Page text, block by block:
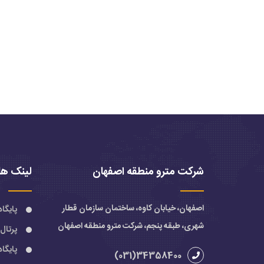
شرکت مترو منطقه اصفهان
اصفهان، خیابان کاوه، ساختمان سازمان قطار
شهری، طبقه پنجم، شرکت مترو منطقه اصفهان
34358400(031)
لینک